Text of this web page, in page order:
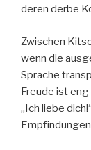
deren derbe
Zwischen
wenn die
Sprache
Freude ist eng
„Ich liebe